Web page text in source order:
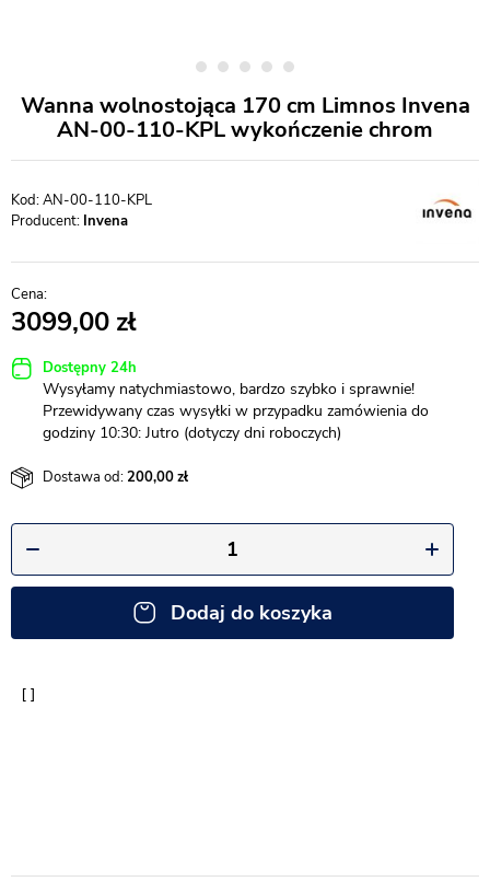
Wanna wolnostojąca 170 cm Limnos Invena
AN-00-110-KPL wykończenie chrom
AN-00-110-KPL
Producent: Invena
3099,00
Dostępny 24h
Wysyłamy natychmiastowo, bardzo szybko i sprawnie!
Przewidywany czas wysyłki w przypadku zamówienia do
godziny 10:30: Jutro (dotyczy dni roboczych)
Dostawa od:200,00
Dodaj do koszyka